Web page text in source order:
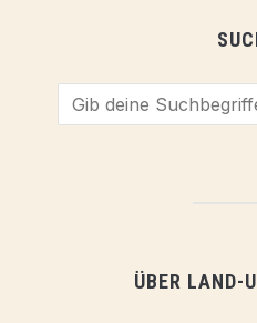
ÜBER LAND-